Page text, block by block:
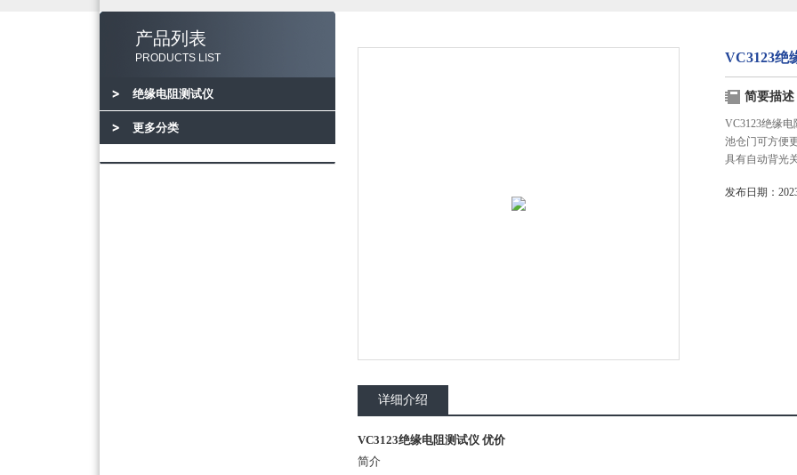
产品列表
PRODUCTS LIST
绝缘电阻测试仪
更多分类
VC3123绝
简要描述
VC3123绝缘
池仓门可方便
具有自动背光
发布日期：
详细介绍
VC3123绝缘电阻测试仪 优价
简介